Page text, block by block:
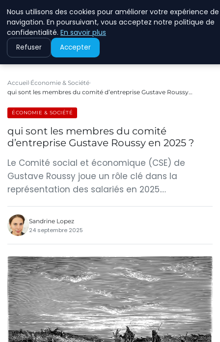
Accueil Économie & Société
qui sont les membres du comité d’entreprise Gustave Roussy…
ÉCONOMIE & SOCIÉTÉ
qui sont les membres du comité
d’entreprise Gustave Roussy en 2025 ?
Le Comité social et économique (CSE) de
Gustave Roussy joue un rôle clé dans la
représentation des salariés en 2025.…
Sandrine Lopez
24 septembre 2025
Nous utilisons des cookies pour améliorer votre expérience de
navigation. En poursuivant, vous acceptez notre politique de
confidentialité. En savoir plus
Refuser Accepter